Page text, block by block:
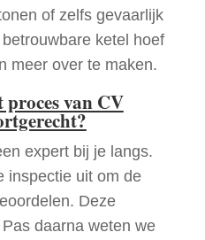
of zelfs gevaarlijk
ketel hoef
meer over te maken.
van CV
expert bij je langs.
inspectie uit om de
Deze
daarna weten we